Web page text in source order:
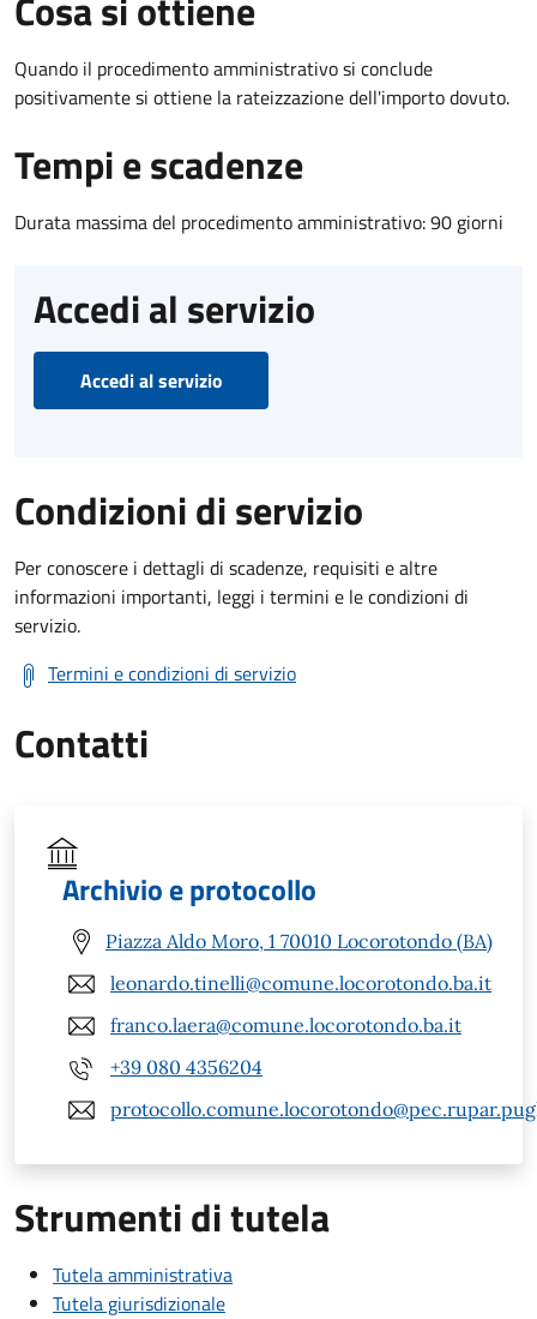
Quando il procedimento amministrativo si conclude
positivamente si ottiene la rateizzazione dell'importo dovuto.
Tempi e scadenze
Durata massima del procedimento amministrativo: 90 giorni
Accedi al servizio
Accedi al servizio
Condizioni di servizio
Per conoscere i dettagli di scadenze, requisiti e altre
informazioni importanti, leggi i termini e le condizioni di
servizio.
Termini e condizioni di servizio
Contatti
Archivio e protocollo
Piazza Aldo Moro, 1 70010 Locorotondo (BA)
leonardo.tinelli@comune.locorotondo.ba.it
franco.laera@comune.locorotondo.ba.it
+39 080 4356204
Strumenti di tutela
Tutela amministrativa
Tutela giurisdizionale